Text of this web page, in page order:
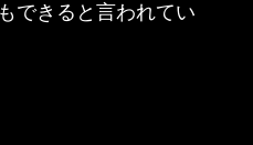
できると言われてい